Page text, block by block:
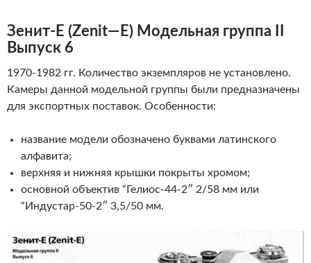
Зенит-Е (Zenit— E) Модельная группа II
Выпуск 6
1970-1982 гг. Количество экземпляров не установлено.
Камеры данной модельной группы были предназначены
для экспортных поставок. Особенности:
название модели обозначено буквами латинского
алфавита;
верхняя и нижняя крышки покрыты хромом;
основной объектив “Гелиос-44-2″ 2/58 мм или
“Индустар-50-2″ 3,5/50 мм.